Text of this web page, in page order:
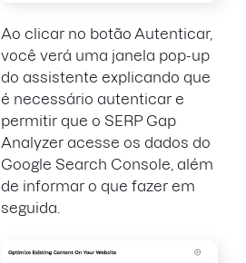
Ao clicar no botão Autenticar,
você verá uma janela pop-up
do assistente explicando que
é necessário autenticar e
permitir que o SERP Gap
Analyzer acesse os dados do
Google Search Console, além
de informar o que fazer em
seguida.